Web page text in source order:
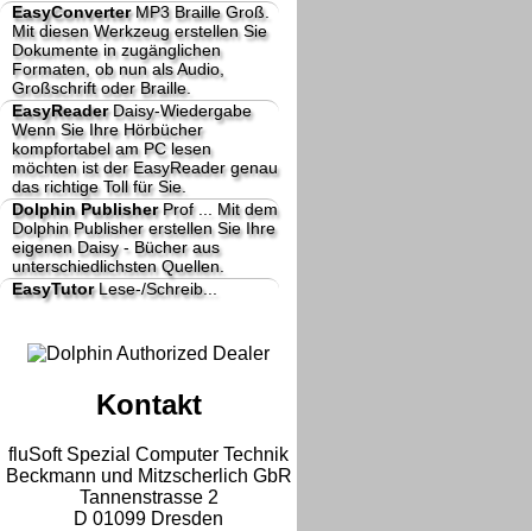
EasyConverterMP3 Braille Groß.
Mit diesen Werkzeug erstellen Sie
Dokumente in zugänglichen
Formaten, ob nun als Audio,
Großschrift oder Braille.
EasyReaderDaisy-Wiedergabe
Wenn Sie Ihre Hörbücher
kompfortabel am PC lesen
möchten ist der EasyReader genau
das richtige Toll für Sie.
Dolphin PublisherProf ...
Mit dem
Dolphin Publisher erstellen Sie Ihre
eigenen Daisy - Bücher aus
unterschiedlichsten Quellen.
EasyTutorLese-/Schreib...
Kontakt
fluSoft Spezial Computer Technik
Beckmann und Mitzscherlich GbR
Tannenstrasse 2
D 01099 Dresden